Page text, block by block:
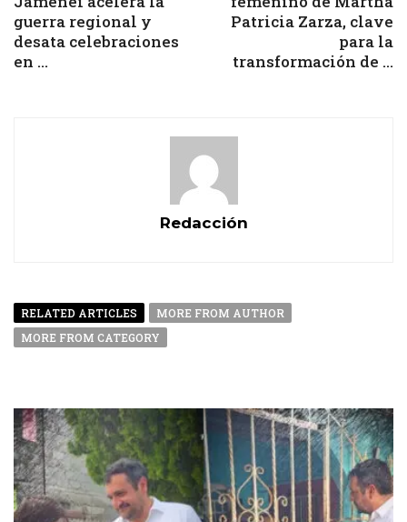
guerra regional y
desata celebraciones
en ...
Patricia Zarza, clave
para la
transformación de ...
Redacción
RELATED ARTICLES
MORE FROM AUTHOR
MORE FROM CATEGORY